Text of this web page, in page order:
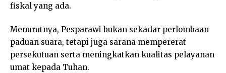
fiskal yang ada.
Menurutnya, Pesparawi bukan sekadar perlombaan
paduan suara, tetapi juga sarana mempererat
persekutuan serta meningkatkan kualitas pelayanan
umat kepada Tuhan.